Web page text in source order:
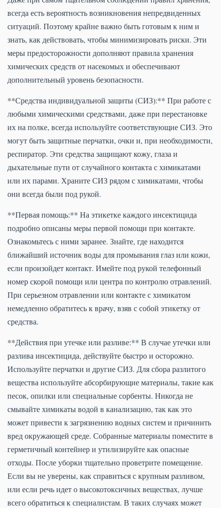
всегда есть вероятность возникновения непредвиденных
ситуаций. Поэтому крайне важно быть готовым к ним и
знать, как действовать, чтобы минимизировать риски. Эти
меры предосторожности дополняют правила хранения
химических средств от насекомых и обеспечивают
дополнительный уровень безопасности.
**Средства индивидуальной защиты (СИЗ):** При работе с
любыми химическими средствами, даже при перестановке
их на полке, всегда используйте соответствующие СИЗ. Это
могут быть защитные перчатки, очки и, при необходимости,
респиратор. Эти средства защищают кожу, глаза и
дыхательные пути от случайного контакта с химикатами
или их парами. Храните СИЗ рядом с химикатами, чтобы
они всегда были под рукой.
**Первая помощь:** На этикетке каждого инсектицида
подробно описаны меры первой помощи при контакте.
Ознакомьтесь с ними заранее. Знайте, где находится
ближайший источник воды для промывания глаз или кожи,
если произойдет контакт. Имейте под рукой телефонный
номер скорой помощи или центра по контролю отравлений.
При серьезном отравлении или контакте с химикатом
немедленно обратитесь к врачу, взяв с собой этикетку от
средства.
**Действия при утечке или разливе:** В случае утечки или
разлива инсектицида, действуйте быстро и осторожно.
Используйте перчатки и другие СИЗ. Для сбора разлитого
вещества используйте абсорбирующие материалы, такие как
песок, опилки или специальные сорбенты. Никогда не
смывайте химикаты водой в канализацию, так как это
может привести к загрязнению водных систем и причинить
вред окружающей среде. Собранные материалы поместите в
герметичный контейнер и утилизируйте как опасные
отходы. После уборки тщательно проветрите помещение.
Если вы не уверены, как справиться с крупным разливом,
или если речь идет о высокотоксичных веществах, лучше
всего обратиться к специалистам. В таких случаях может